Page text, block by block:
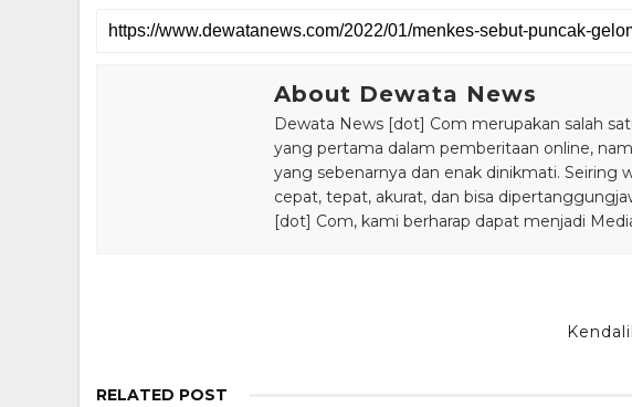
About Dewata News
Dewata News [dot] Com merupakan salah
yang pertama dalam pemberitaan online,
yang sebenarnya dan enak dinikmati. Seiring
cepat, tepat, akurat, dan bisa
[dot] Com, kami berharap dapat menjadi
RELATED POST